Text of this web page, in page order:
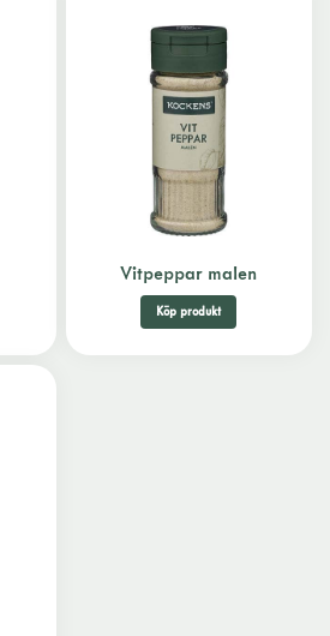
Vitpeppar malen
Köp produkt